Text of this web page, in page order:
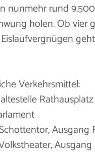
nunmehr rund
holen. Ob vier
Verkehrsmittel:
Ausgang